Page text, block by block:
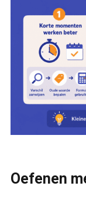
Oefenen